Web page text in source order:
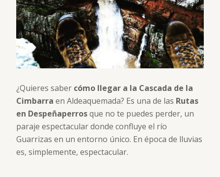
¿Quieres saber cómo llegar a la Cascada de la
Cimbarra en Aldeaquemada? Es una de las Rutas
en Despeñaperrosque no te puedes perder, un
paraje espectacular donde confluye el río
Guarrizas en un entorno único. En época de lluvias
es, simplemente, espectacular.